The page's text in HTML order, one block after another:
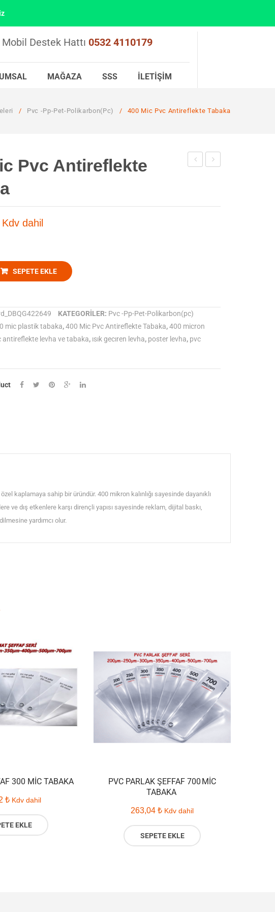
Mobil Destek Hattı 0532 4110179
MAĞAZA SSS İLETIŞIM
/ Pvc -Pp-Pet-Polikarbon(pc) / 400 Mic Pvc Antireflekte Tabaka
Pvc Antireflekte
Kdv dahil
SEPETE EKLE
KATEGORILER: Pvc -Pp-Pet-Polikarbon(pc)
mic plastik tabaka,400 Mic Pvc Antireflekte Tabaka,400 micron
antireflekte levha ve tabaka, ısık gecıren levha, poster levha, pvc
kaplamaya sahip bir üründür. 400 mikron kalınlığı sayesinde dayanıklı
ve dış etkenlere karşı dirençli yapısı sayesinde reklam, dijital baskı,
yardımcı olur.
300 MIC TABAKA
₺ Kdv dahil
EKLE
PVC PARLAK ŞEFFAF 700 MIC
TABAKA
263,04 ₺ Kdv dahil
SEPETE EKLE